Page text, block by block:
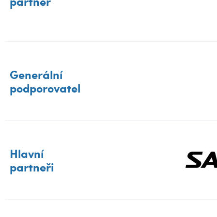
Generální
podporovatel
Hlavní
partneři